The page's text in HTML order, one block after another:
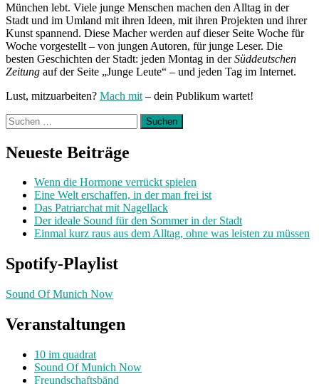
München lebt. Viele junge Menschen machen den Alltag in der
Stadt und im Umland mit ihren Ideen, mit ihren Projekten und ihrer
Kunst spannend. Diese Macher werden auf dieser Seite Woche für
Woche vorgestellt – von jungen Autoren, für junge Leser. Die
besten Geschichten der Stadt: jeden Montag in derSüddeutschen
Zeitung auf der Seite „Junge Leute“ – und jeden Tag im Internet.
Lust, mitzuarbeiten? Mach mit – dein Publikum wartet!
Suchen
nach:
Neueste Beiträge
Wenn die Hormone verrückt spielen
Eine Welt erschaffen, in der man frei ist
Das Patriarchat mit Nagellack
Der ideale Sound für den Sommer in der Stadt
Einmal kurz raus aus dem Alltag, ohne was leisten zu müssen
Spotify-Playlist
Sound Of Munich Now
Veranstaltungen
10 im quadrat
Sound Of Munich Now
Freundschaftsbänd